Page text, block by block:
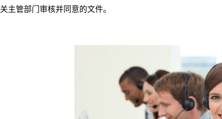
关主管部门审核并同意的文件。